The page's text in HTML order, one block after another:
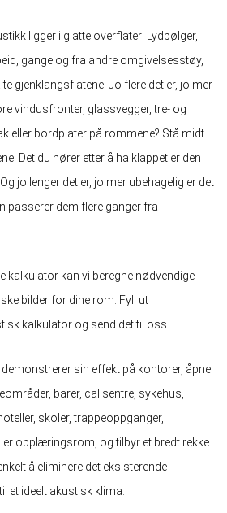
ligger i glatte overflater: Lydbølger,
gange og fra andre omgivelsesstøy,
gjenklangsflatene. Jo flere det er, jo mer
vindusfronter, glassvegger, tre- og
eller bordplater på rommene? Stå midt i
Det du hører etter å ha klappet er den
jo lenger det er, jo mer ubehagelig er det
passerer dem flere ganger fra
kalkulator kan vi beregne nødvendige
bilder for dine rom. Fyll ut
kalkulator og send det til oss.
sin effekt på kontorer, åpne
barer, callsentre, sykehus,
skoler, trappeoppganger,
opplæringsrom, og tilbyr et bredt rekke
å eliminere det eksisterende
et ideelt akustisk klima.